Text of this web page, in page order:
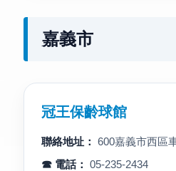
嘉義市
冠王保齡球館
聯絡地址： 600嘉義市西區
☎ 電話： 05-235-2434